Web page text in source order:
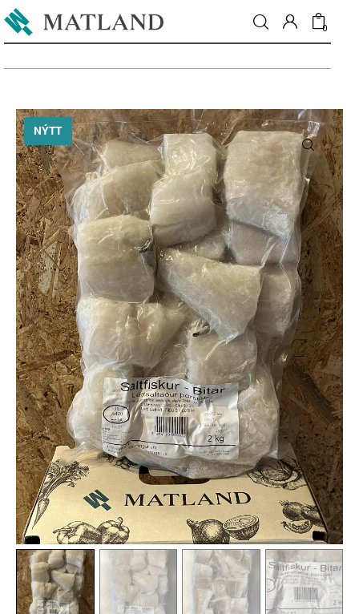
0
Fréttir
Matur & drykkur
Menning
Fólkið
Umhverfi
Skoðun
Matarmarkaður
Styrkja
Hafa samband
NÝTT